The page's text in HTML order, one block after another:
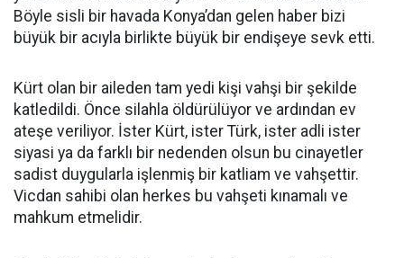
Böyle sisli bir havada Konya’dan gelen haber bizi
büyük bir acıyla birlikte büyük bir endişeye sevk etti.
Kürt olan bir aileden tam yedi kişi vahşi bir şekilde
katledildi. Önce silahla öldürülüyor ve ardından ev
ateşe veriliyor. İster Kürt, ister Türk, ister adli ister
siyasi ya da farklı bir nedenden olsun bu cinayetler
sadist duygularla işlenmiş bir katliam ve vahşettir.
Vicdan sahibi olan herkes bu vahşeti kınamalı ve
mahkum etmelidir.